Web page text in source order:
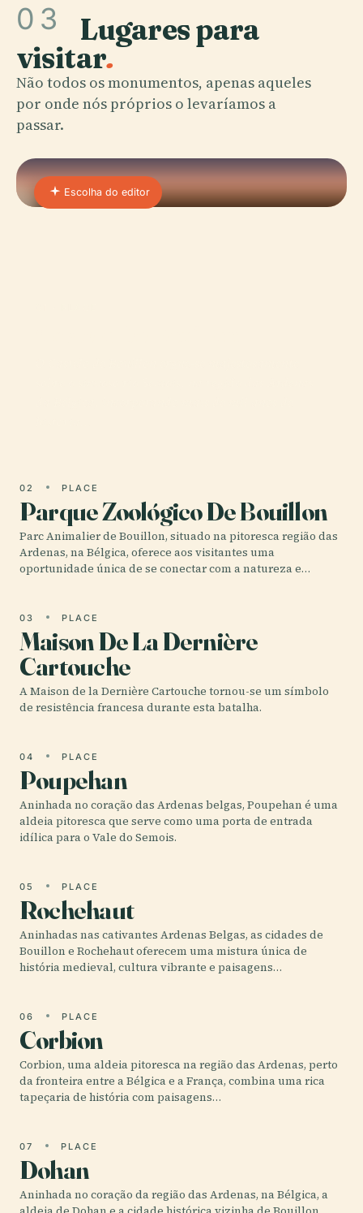
03 Lugares para
visitar.
Não todos os monumentos, apenas aqueles
por onde nós próprios o levaríamos a
passar.
Escolha do editor
02 PLACE
Parque Zoológico De Bouillon
Parc Animalier de Bouillon, situado na pitoresca região das
Ardenas, na Bélgica, oferece aos visitantes uma
oportunidade única de se conectar com a natureza e…
03 PLACE
Maison De La Dernière
Cartouche
A Maison de la Dernière Cartouche tornou-se um símbolo
de resistência francesa durante esta batalha.
04 PLACE
Poupehan
Aninhada no coração das Ardenas belgas, Poupehan é uma
aldeia pitoresca que serve como uma porta de entrada
idílica para o Vale do Semois.
05 PLACE
Rochehaut
Aninhadas nas cativantes Ardenas Belgas, as cidades de
Bouillon e Rochehaut oferecem uma mistura única de
história medieval, cultura vibrante e paisagens…
06 PLACE
Corbion
Corbion, uma aldeia pitoresca na região das Ardenas, perto
da fronteira entre a Bélgica e a França, combina uma rica
tapeçaria de história com paisagens…
07 PLACE
Dohan
Aninhada no coração da região das Ardenas, na Bélgica, a